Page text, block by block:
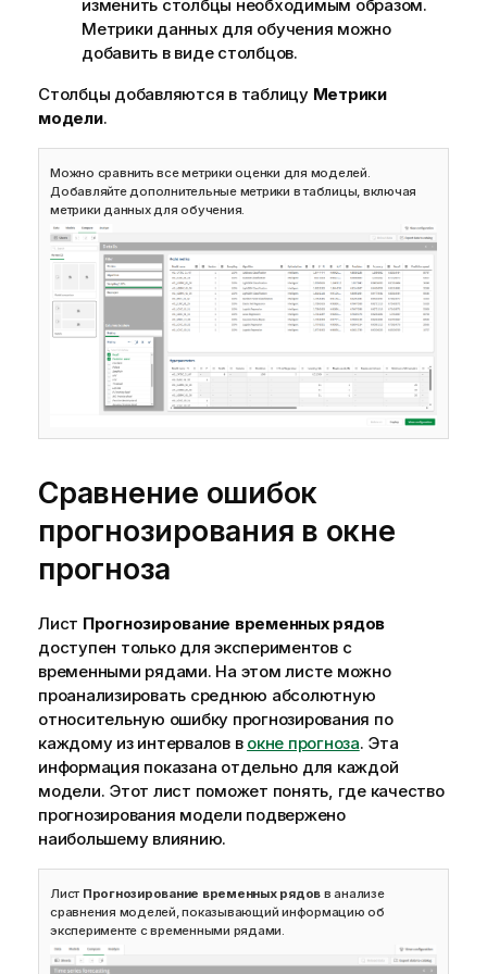
изменить столбцы необходимым образом.
Метрики данных для обучения можно
добавить в виде столбцов.
Столбцы добавляются в таблицу Метрики
модели.
Можно сравнить все метрики оценки для моделей.
Добавляйте дополнительные метрики в таблицы, включая
метрики данных для обучения.
Сравнение ошибок
прогнозирования в окне
прогноза
Лист Прогнозирование временных рядов
доступен только для экспериментов с
временными рядами. На этом листе можно
проанализировать среднюю абсолютную
относительную ошибку прогнозирования по
каждому из интервалов в окне прогноза. Эта
информация показана отдельно для каждой
модели. Этот лист поможет понять, где качество
прогнозирования модели подвержено
наибольшему влиянию.
Лист Прогнозирование временных рядов в анализе
сравнения моделей, показывающий информацию об
эксперименте с временными рядами.